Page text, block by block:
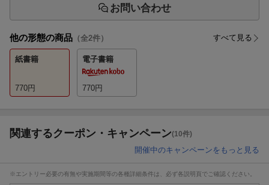
お問い合わせ
他の形態の商品 （全2件） すべて見る
紙書籍
770円
電子書籍
770円
関連するクーポン・キャンペーン(10件)
開催中のキャンペーンをもっと見る
※エントリー必要の有無や実施期間等の各種詳細条件は、必ず各説明頁でご確認ください。